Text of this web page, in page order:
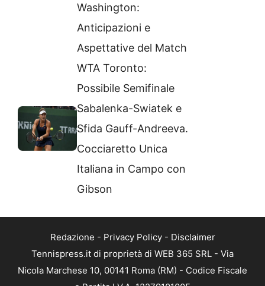
Washington:
Anticipazioni e
Aspettative del Match
WTA Toronto:
Possibile Semifinale
Sabalenka-Swiatek e
Sfida Gauff-Andreeva.
Cocciaretto Unica
Italiana in Campo con
Gibson
Redazione - Privacy Policy- Disclaimer
Tennispress.it di proprietà di WEB 365 SRL - Via
Nicola Marchese 10, 00141 Roma (RM) - Codice Fiscale